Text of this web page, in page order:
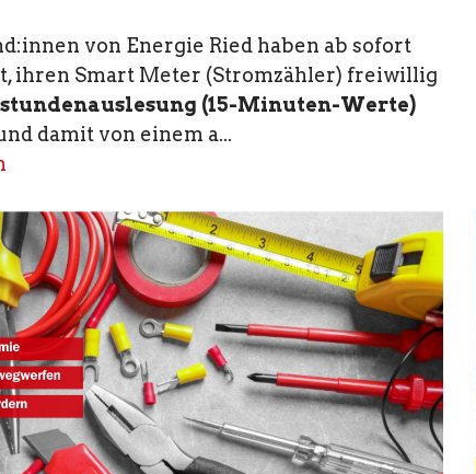
von Energie Ried haben ab sofort
ihren Smart Meter (Stromzähler) freiwillig
(15-Minuten-Werte)
damit von einem a...